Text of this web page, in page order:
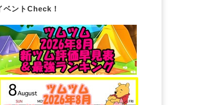
ベントCheck！